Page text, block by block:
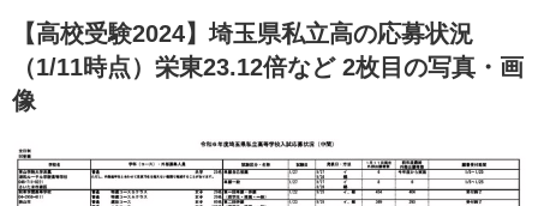
【高校受験2024】埼玉県私立高の応募状況
（1/11時点）栄東23.12倍など 2枚目の写真・画
像